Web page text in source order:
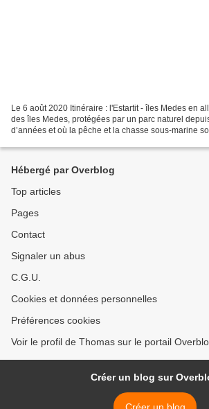
Le 6 août 2020 Itinéraire : l'Estartit - îles Medes en
des îles Medes, protégées par un parc naturel
d’années et où la pêche et la chasse sous-marine
Hébergé par Overblog
Top articles
Pages
Contact
Signaler un abus
C.G.U.
Cookies et données personnelles
Préférences cookies
Voir le profil de Thomas sur le portail
Créer un blog sur